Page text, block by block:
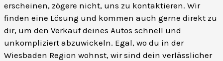
erscheinen, zögere nicht, uns zu kontaktieren. Wir
finden eine Lösung und kommen auch gerne direkt zu
dir, um den Verkauf deines Autos schnell und
unkompliziert abzuwickeln. Egal, wo du in der
Wiesbaden Region wohnst, wir sind dein verlässlicher